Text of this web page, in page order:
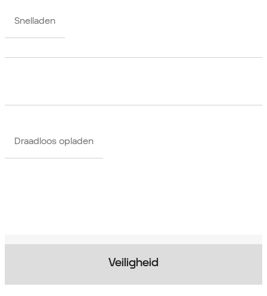
Snelladen
Draadloos opladen
Veiligheid